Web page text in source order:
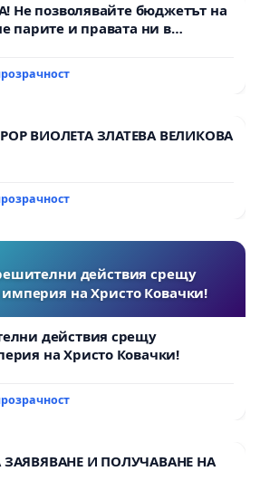
Не позволявайте бюджетът на
парите и правата ни в
ВИОЛЕТА ЗЛАТЕВА ВЕЛИКОВА
действия срещу
на Христо Ковачки!
действия срещу
на Христо Ковачки!
ЗАЯВЯВАНЕ И ПОЛУЧАВАНЕ НА